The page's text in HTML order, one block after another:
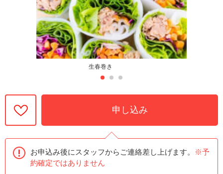
生春巻き
申し込み
お申込み後にスタッフからご連絡差し上げます。
※予
約確定ではありません